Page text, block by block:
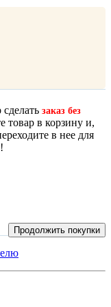
заказ без
товар в корзину и,
в нее для
Продолжить покупки